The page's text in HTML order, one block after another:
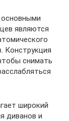
являются
Конструкция
снимать
широкий
диванов и